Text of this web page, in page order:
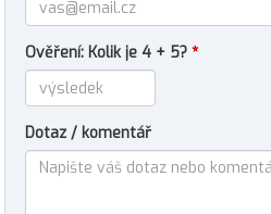
Ověření: Kolik je 4 + 5? *
Dotaz / komentář